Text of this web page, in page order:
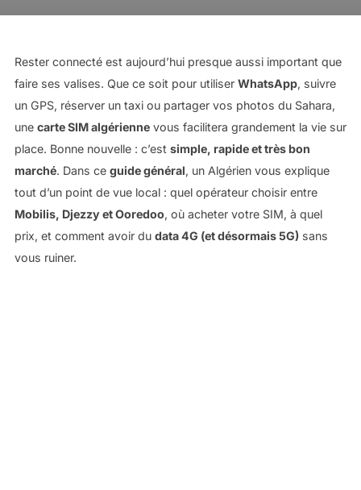
Rester connecté est aujourd’hui presque aussi important que
faire ses valises. Que ce soit pour utiliser WhatsApp, suivre
un GPS, réserver un taxi ou partager vos photos du Sahara,
une carte SIM algériennevous facilitera grandement la vie sur
place. Bonne nouvelle : c’est simple, rapide et très bon
marché. Dans ce guide général, un Algérien vous explique
tout d’un point de vue local : quel opérateur choisir entre
Mobilis, Djezzy et Ooredoo, où acheter votre SIM, à quel
prix, et comment avoir du data 4G (et désormais 5G)sans
vous ruiner.